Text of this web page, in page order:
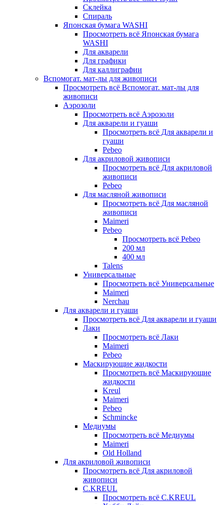
Склейка
Спираль
Японская бумага WASHI
Просмотреть всё Японская бумага
WASHI
Для акварели
Для графики
Для каллиграфии
Вспомогат. мат-лы для живописи
Просмотреть всё Вспомогат. мат-лы для
живописи
Аэрозоли
Просмотреть всё Аэрозоли
Для акварели и гуаши
Просмотреть всё Для акварели и
гуаши
Pebeo
Для акриловой живописи
Просмотреть всё Для акриловой
живописи
Pebeo
Для масляной живописи
Просмотреть всё Для масляной
живописи
Maimeri
Pebeo
Просмотреть всё Pebeo
200 мл
400 мл
Talens
Универсальные
Просмотреть всё Универсальные
Maimeri
Nerchau
Для акварели и гуаши
Просмотреть всё Для акварели и гуаши
Лаки
Просмотреть всё Лаки
Maimeri
Pebeo
Маскирующие жидкости
Просмотреть всё Маскирующие
жидкости
Kreul
Maimeri
Pebeo
Schmincke
Медиумы
Просмотреть всё Медиумы
Maimeri
Old Holland
Для акриловой живописи
Просмотреть всё Для акриловой
живописи
C.KREUL
Просмотреть всё C.KREUL